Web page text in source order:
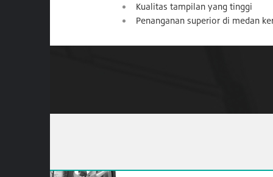
Kualitas tampilan yang tinggi
Penanganan superior di medan